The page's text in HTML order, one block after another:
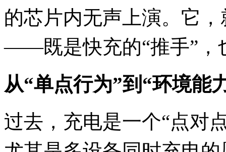
的芯片内无声上演。它
——既是快充的“推手”，
从“单点行为”到“环境能
过去，充电是一个“点对